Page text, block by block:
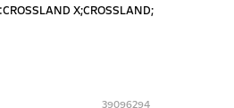
CROSSLAND X;CROSSLAND;
39096294